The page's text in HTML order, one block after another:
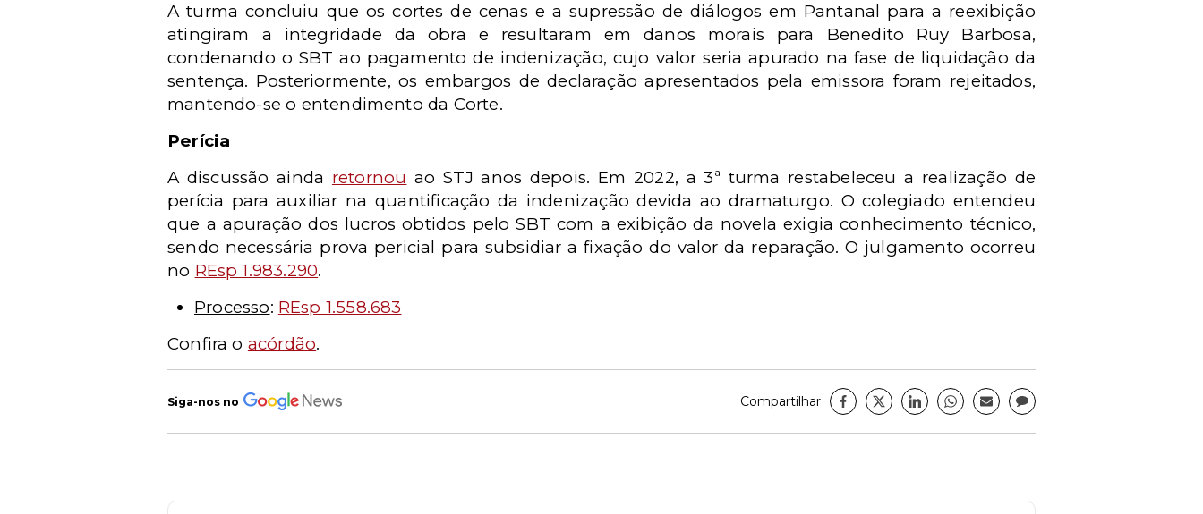
A turma concluiu que os cortes de cenas e a supressão de diálogos em Pantanal para a reexibição
atingiram a integridade da obra e resultaram em danos morais para Benedito Ruy Barbosa,
condenando o SBT ao pagamento de indenização, cujo valor seria apurado na fase de liquidação da
sentença. Posteriormente, os embargos de declaração apresentados pela emissora foram rejeitados,
mantendo-se o entendimento da Corte.
Perícia
A discussão ainda retornou ao STJ anos depois. Em 2022, a 3ª turma restabeleceu a realização de
perícia para auxiliar na quantificação da indenização devida ao dramaturgo. O colegiado entendeu
que a apuração dos lucros obtidos pelo SBT com a exibição da novela exigia conhecimento técnico,
sendo necessária prova pericial para subsidiar a fixação do valor da reparação. O julgamento ocorreu
no REsp 1.983.290.
Processo: REsp 1.558.683
Confira o acórdão.
Siga-nos no Compartilhar